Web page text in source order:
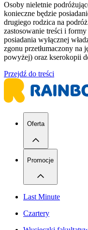
Osoby nieletnie
konieczne będzie
drugiego rodzica na
zastosowanie treści i
posiadania wyłącznej
zgonu przetłumaczony na
powyżej) oraz kserokopii
Przejdź do treści
Oferta
Promocje
Last Minute
Czartery